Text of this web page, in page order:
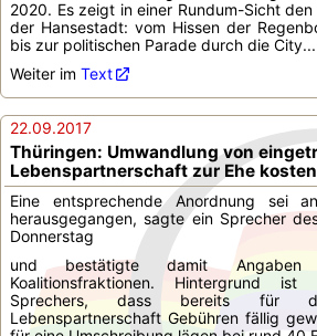
2020. Es zeigt in einer Rundum-Sicht
der Hansestadt: vom Hissen der
bis zur politischen Parade durch die City...
Weiter im Text
22.09.2017
Thüringen: Umwandlung von
Lebenspartnerschaft zur Ehe
Eine entsprechende Anordnung sei
herausgegangen, sagte ein Sprecher
Donnerstag
und bestätigte damit Angaben
Koalitionsfraktionen. Hintergrund
Sprechers, dass bereits für
Lebenspartnerschaft Gebühren fällig